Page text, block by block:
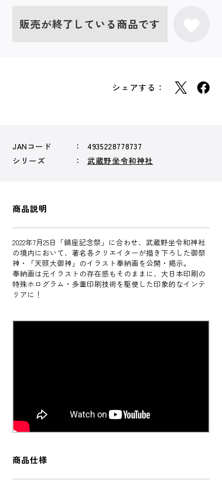
販売が終了している商品です
シェアする：
JANコード
4935228778737
シリーズ
武蔵野坐令和神社
商品説明
2022年7月25日「鎮座記念祭」に合わせ、武蔵野坐令和神社
の境内において、著名各クリエイターが描き下ろした御祭
神・「天照大御神」のイラスト奉納画を公開・掲示。
奉納画は元イラストの存在感もそのままに、大日本印刷の
特殊ホログラム・多重印刷技術を駆使した印象的なインテ
リアに！
商品仕様